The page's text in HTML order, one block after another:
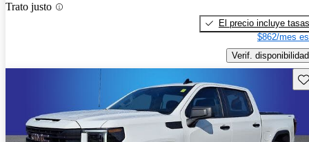
Trato justo
El precio incluye tasas
$862/mes
Verif. disponibilidad